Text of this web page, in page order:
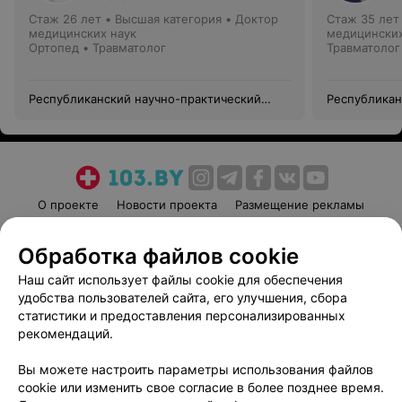
Стаж 26 лет • Высшая категория • Доктор
медицинских наук
Ортопед • Травматолог
Республиканский научно-практический
Стаж 35 лет
О проекте Новости проекта
Размещение рекламы
Пользовательское соглашение
Способы оплаты
Вакансии
Партнеры
Написать руководителю 103.by
Обработка персональных данных
Обработка файлов cookie
Наш сайт использует файлы cookie для обеспечения
удобства пользователей сайта, его улучшения, сбора
статистики и предоставления персонализированных
рекомендаций.
Вы можете настроить параметры использования файлов
cookie или изменить свое согласие в более позднее время.